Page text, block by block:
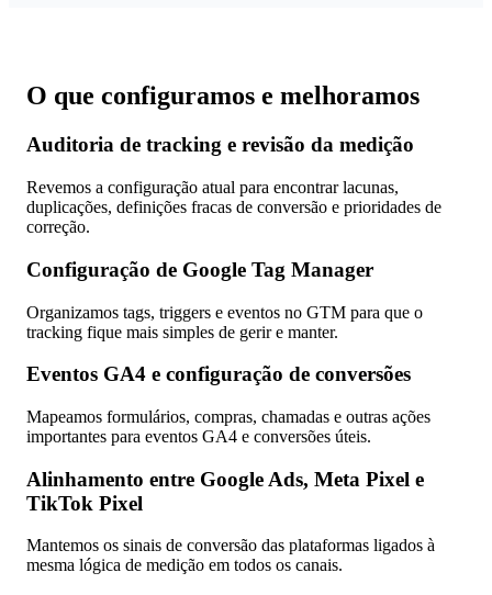
O que configuramos e melhoramos
Auditoria de tracking e revisão da medição
Revemos a configuração atual para encontrar lacunas,
duplicações, definições fracas de conversão e prioridades de
correção.
Configuração de Google Tag Manager
Organizamos tags, triggers e eventos no GTM para que o
tracking fique mais simples de gerir e manter.
Eventos GA4 e configuração de conversões
Mapeamos formulários, compras, chamadas e outras ações
importantes para eventos GA4 e conversões úteis.
Alinhamento entre Google Ads, Meta Pixel e
TikTok Pixel
Mantemos os sinais de conversão das plataformas ligados à
mesma lógica de medição em todos os canais.